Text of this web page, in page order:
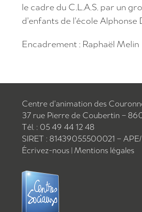
le cadre du C.L.A.S. par un
d’enfants de l’école Alphonse
Encadrement : Raphaël Melin
Centre d’animation des
37 rue Pierre de Coubertin –
Tél. : 05 49 44 12 48
SIRET : 81439055500021 –
Écrivez-nous|Mentions légales